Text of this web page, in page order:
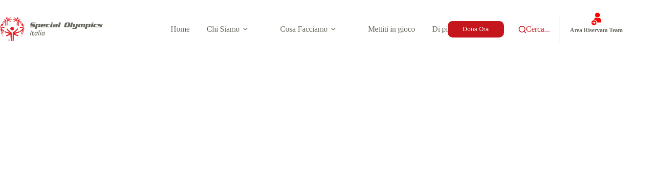
Home Chi Siamo Cosa Facciamo Mettiti in gioco Di più Dona Ora Cerca... Area Riservata Team